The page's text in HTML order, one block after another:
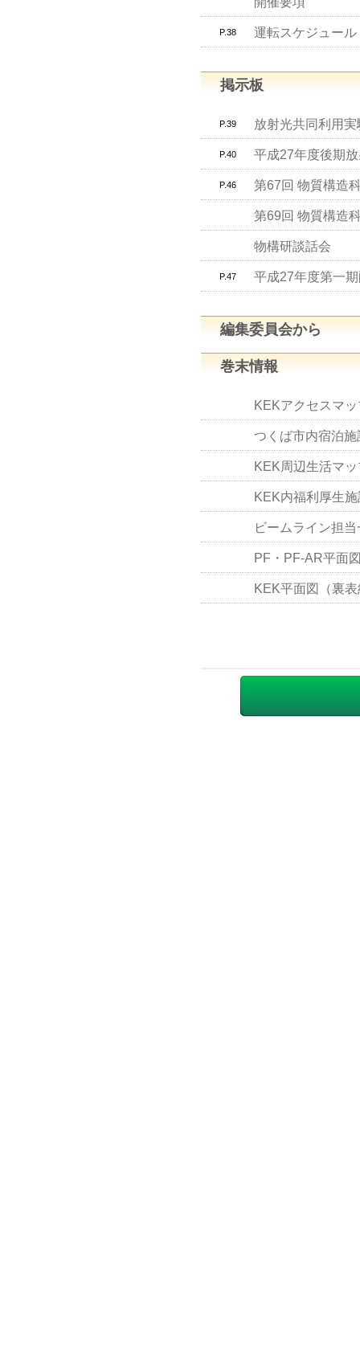
P.38 運転スケジュー
掲示板
P.39 放射光共同利用
P.40 平成27年度後期
P.46 第67回 物質構造
第69回 物質構造
物構研談話会
P.47 平成27年度第一
編集委員会から
巻末情報
KEKアクセスマ
つくば市内宿泊施
KEK周辺生活マッ
KEK内福利厚生施
ビームライン担
PF・PF-AR平面
KEK平面図（裏